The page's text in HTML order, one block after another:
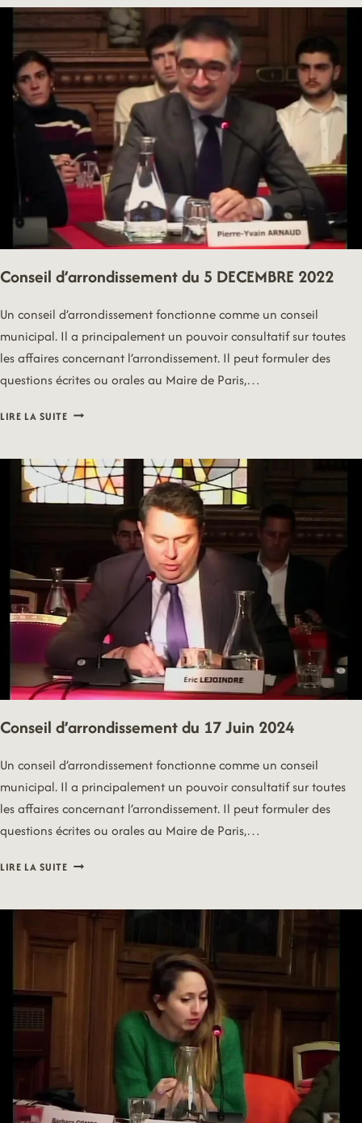
DE
CONSEIL18
6
DÉCEMBRE
2021
Conseil d’arrondissement du 5 DECEMBRE 2022
Un conseil d’arrondissement fonctionne comme un conseil
municipal. Il a principalement un pouvoir consultatif sur toutes
les affaires concernant l’arrondissement. Il peut formuler des
questions écrites ou orales au Maire de Paris,…
LIRE LA SUITECONSEIL
5
DECEMBRE
2022
Conseil d’arrondissement du 17 Juin 2024
Un conseil d’arrondissement fonctionne comme un conseil
municipal. Il a principalement un pouvoir consultatif sur toutes
les affaires concernant l’arrondissement. Il peut formuler des
questions écrites ou orales au Maire de Paris,…
LIRE LA SUITECONSEIL
17
2024